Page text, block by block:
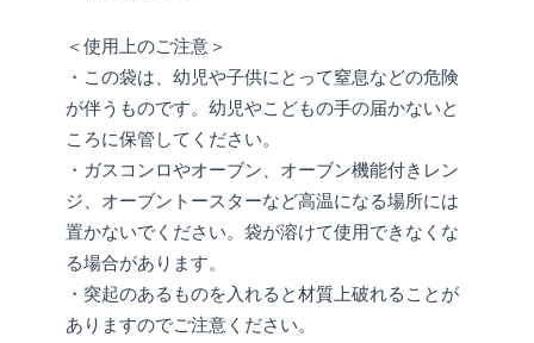
＜使用上のご注意＞
・この袋は、幼児や子供にとって窒息などの危険
が伴うものです。幼児やこどもの手の届かないと
ころに保管してください。
・ガスコンロやオーブン、オーブン機能付きレン
ジ、オーブントースターなど高温になる場所には
置かないでください。袋が溶けて使用できなくな
る場合があります。
・突起のあるものを入れると材質上破れることが
ありますのでご注意ください。